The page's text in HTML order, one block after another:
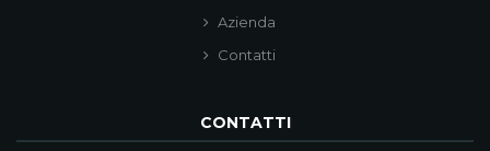
Azienda
Contatti
CONTATTI